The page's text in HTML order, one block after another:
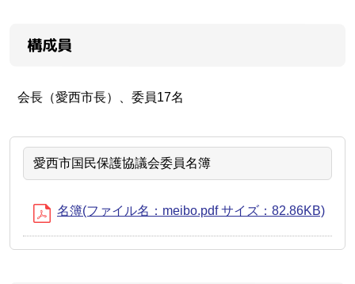
構成員
会長（愛西市長）、委員17名
愛西市国民保護協議会委員名簿
名簿(ファイル名：meibo.pdf サイズ：82.86KB)